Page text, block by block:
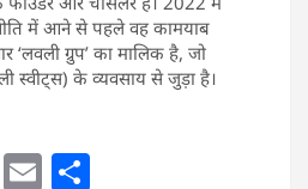
में आने से पहले वह कामयाब
‘लवली ग्रुप’ का मालिक है, जो
स्वीट्स) के व्यवसाय से जुड़ा है।
X E